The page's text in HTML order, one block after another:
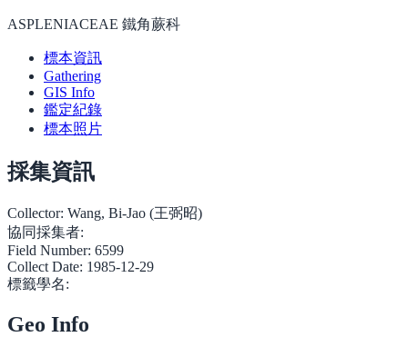
ASPLENIACEAE 鐵角蕨科
標本資訊
Gathering
GIS Info
鑑定紀錄
標本照片
採集資訊
Collector: Wang, Bi-Jao (王弼昭)
協同採集者:
Field Number: 6599
Collect Date: 1985-12-29
標籤學名:
Geo Info